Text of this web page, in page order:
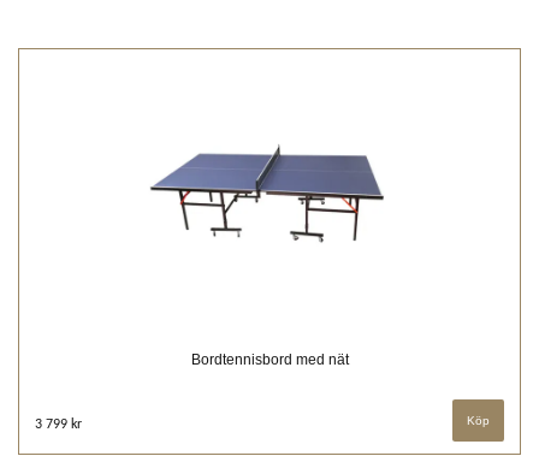
Bordtennisbord med nät
3 799 kr